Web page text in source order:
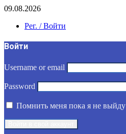
09.08.2026
Рег. / Войти
Войти
Username or email
Password
Помнить меня пока я не выйду